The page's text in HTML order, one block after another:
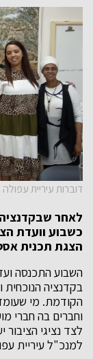
דוברות עיריית עפולה
לאחר
כשבוע וועדת
הצגת תכנית
השבוע התכנסה
בקדנציה
הקודמת. מי
וחברים בה חברי
לצד נציגי הציבור
למנכ"ל עיריית